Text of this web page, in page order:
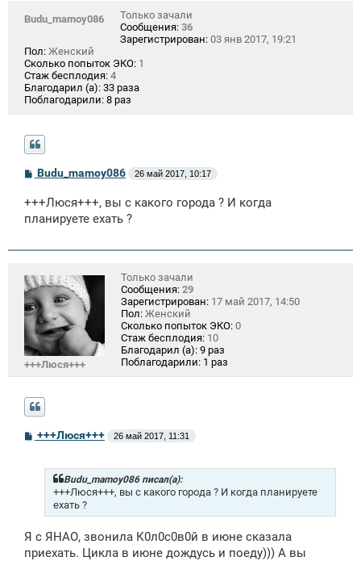
Budu_mamoy086
Только зачали
Сообщения: 36
Зарегистрирован: 03 янв 2017, 19:21
Пол: Женский
Сколько попыток ЭКО: 1
Стаж бесплодия: 4
Благодарил (а): 33 раза
Поблагодарили: 8 раз
С
о
б
щ
и
Budu_mamoy086 26 май 2017, 10:17
+++Люся+++, вы с какого города ? И когда
планируете ехать ?
+++Люся+++
Только зачали
Сообщения: 29
Зарегистрирован: 17 май 2017, 14:50
Пол: Женский
Сколько попыток ЭКО: 0
Стаж бесплодия: 10
Благодарил (а): 9 раз
Поблагодарили: 1 раз
С
о
+++Люся+++ 26 май 2017, 11:31
Budu_mamoy086 писал(а):
+++Люся+++, вы с какого города ? И когда планируете
ехать ?
Я с ЯНАО, звонила К0л0с0в0й в июне сказала
приехать. Цикла в июне дождусь и поеду))) А вы